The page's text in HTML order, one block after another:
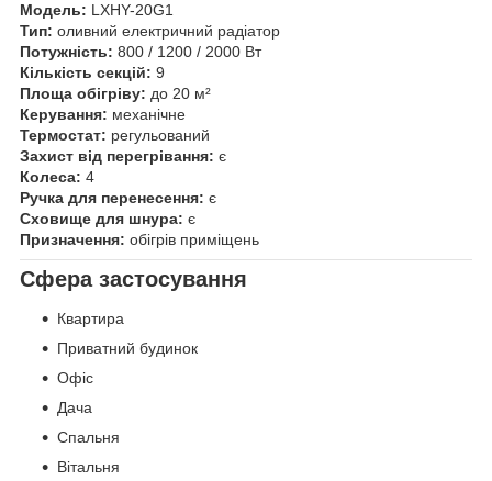
Модель: LXHY-20G1
Тип: оливний електричний радіатор
Потужність: 800 / 1200 / 2000 Вт
Кількість секцій: 9
Площа обігріву: до 20 м²
Керування: механічне
Термостат: регульований
Захист від перегрівання: є
Колеса: 4
Ручка для перенесення: є
Сховище для шнура: є
Призначення: обігрів приміщень
Сфера застосування
Квартира
Приватний будинок
Офіс
Дача
Спальня
Вітальня